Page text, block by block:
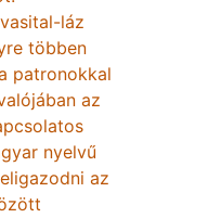
láz
többen
patronokkal
az
nyelvű
az